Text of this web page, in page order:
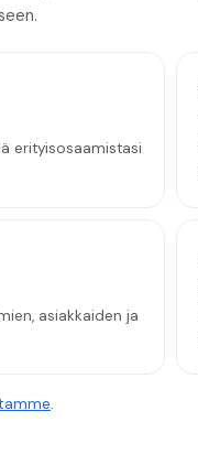
erityisosaamistasi
asiakkaiden ja
.